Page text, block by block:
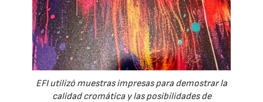
EFI utilizó muestras impresas para demostrar la
calidad cromática y las posibilidades de